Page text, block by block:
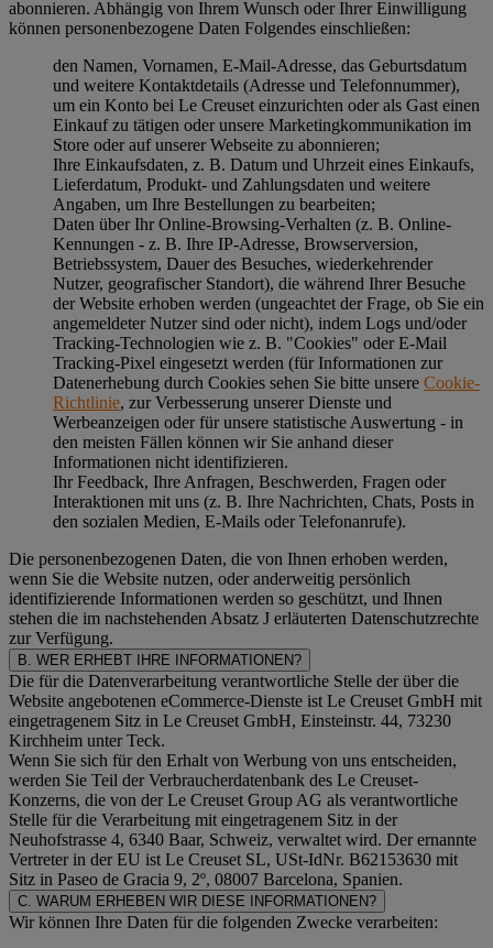
abonnieren. Abhängig von Ihrem Wunsch oder Ihrer Einwilligung
können personenbezogene Daten Folgendes einschließen:
den Namen, Vornamen, E-Mail-Adresse, das Geburtsdatum
und weitere Kontaktdetails (Adresse und Telefonnummer),
um ein Konto bei Le Creuset einzurichten oder als Gast einen
Einkauf zu tätigen oder unsere Marketingkommunikation im
Store oder auf unserer Webseite zu abonnieren;
Ihre Einkaufsdaten, z. B. Datum und Uhrzeit eines Einkaufs,
Lieferdatum, Produkt- und Zahlungsdaten und weitere
Angaben, um Ihre Bestellungen zu bearbeiten;
Daten über Ihr Online-Browsing-Verhalten (z. B. Online-
Kennungen - z. B. Ihre IP-Adresse, Browserversion,
Betriebssystem, Dauer des Besuches, wiederkehrender
Nutzer, geografischer Standort), die während Ihrer Besuche
der Website erhoben werden (ungeachtet der Frage, ob Sie ein
angemeldeter Nutzer sind oder nicht), indem Logs und/oder
Tracking-Technologien wie z. B. "Cookies" oder E-Mail
Tracking-Pixel eingesetzt werden (für Informationen zur
Datenerhebung durch Cookies sehen Sie bitte unsere Cookie-
Richtlinie, zur Verbesserung unserer Dienste und
Werbeanzeigen oder für unsere statistische Auswertung - in
den meisten Fällen können wir Sie anhand dieser
Informationen nicht identifizieren.
Ihr Feedback, Ihre Anfragen, Beschwerden, Fragen oder
Interaktionen mit uns (z. B. Ihre Nachrichten, Chats, Posts in
den sozialen Medien, E-Mails oder Telefonanrufe).
Die personenbezogenen Daten, die von Ihnen erhoben werden,
wenn Sie die Website nutzen, oder anderweitig persönlich
identifizierende Informationen werden so geschützt, und Ihnen
stehen die im nachstehenden Absatz J erläuterten Datenschutzrechte
zur Verfügung.
B. WER ERHEBT IHRE INFORMATIONEN?
Die für die Datenverarbeitung verantwortliche Stelle der über die
Website angebotenen eCommerce-Dienste ist Le Creuset GmbH mit
eingetragenem Sitz in Le Creuset GmbH, Einsteinstr. 44, 73230
Kirchheim unter Teck.
Wenn Sie sich für den Erhalt von Werbung von uns entscheiden,
werden Sie Teil der Verbraucherdatenbank des Le Creuset-
Konzerns, die von der Le Creuset Group AG als verantwortliche
Stelle für die Verarbeitung mit eingetragenem Sitz in der
Neuhofstrasse 4, 6340 Baar, Schweiz, verwaltet wird. Der ernannte
Vertreter in der EU ist Le Creuset SL, USt-IdNr. B62153630 mit
Sitz in Paseo de Gracia 9, 2º, 08007 Barcelona, Spanien.
C. WARUM ERHEBEN WIR DIESE INFORMATIONEN?
Wir können Ihre Daten für die folgenden Zwecke verarbeiten: